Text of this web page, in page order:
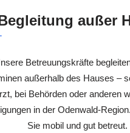
außer
Betreuungskräfte
außerhalb des Hauses –
bei Behörden oder anderen
in der Odenwald-
Sie mobil und gut betreut.